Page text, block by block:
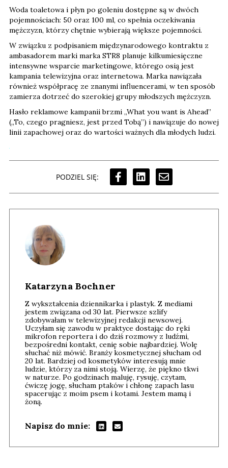
Woda toaletowa i płyn po goleniu dostępne są w dwóch
pojemnościach: 50 oraz 100 ml, co spełnia oczekiwania
mężczyzn, którzy chętnie wybierają większe pojemności.
W związku z podpisaniem międzynarodowego kontraktu z
ambasadorem marki marka STR8 planuje kilkumiesięczne
intensywne wsparcie marketingowe, którego osią jest
kampania telewizyjna oraz internetowa. Marka nawiązała
również współpracę ze znanymi influencerami, w ten sposób
zamierza dotrzeć do szerokiej grupy młodszych mężczyzn.
Hasło reklamowe kampanii brzmi „What you want is Ahead”
(„To, czego pragniesz, jest przed Tobą”) i nawiązuje do nowej
linii zapachowej oraz do wartości ważnych dla młodych ludzi.
PODZIEL SIĘ:
Katarzyna Bochner
Z wykształcenia dziennikarka i plastyk. Z mediami
jestem związana od 30 lat. Pierwsze szlify
zdobywałam w telewizyjnej redakcji newsowej.
Uczyłam się zawodu w praktyce dostając do ręki
mikrofon reportera i do dziś rozmowy z ludźmi,
bezpośredni kontakt, cenię sobie najbardziej. Wolę
słuchać niż mówić. Branży kosmetycznej słucham od
20 lat. Bardziej od kosmetyków interesują mnie
ludzie, którzy za nimi stoją. Wierzę, że piękno tkwi
w naturze. Po godzinach maluję, rysuję, czytam,
ćwiczę jogę, słucham ptaków i chłonę zapach lasu
spacerując z moim psem i kotami. Jestem mamą i
żoną.
Napisz do mnie: